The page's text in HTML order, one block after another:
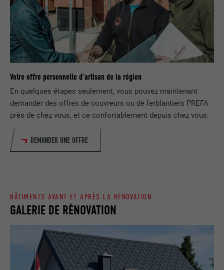
Votre offre personnelle d'artisan de la région
En quelques étapes seulement, vous pouvez maintenant
demander des offres de couvreurs ou de ferblantiers PREFA
près de chez vous, et ce confortablement depuis chez vous.
DEMANDER UNE OFFRE
GALERIE DE RÉNOVATION
BÂTIMENTS AVANT ET APRÈS LA RÉNOVATION
FOURNISSEUR Google Universal Analytics
EXPIRATION 1 jour
UTILITÉ
Enregistre un identifiant unique utilisé
pour générer des données statistiques
site Internet.
NOM _gaexp
FOURNISSEUR Google Optimize
UTILITÉ
autorise l'utilisation de cookies. Ne
contient aucun élément d'identification.
SafeSearch doit être activé ou non.
NOM lang
FOURNISSEUR ads.linkedin.com
UTILITÉ
Enregistre la langue choisie par
l'utilisateur pour un site Internet.
NOM lang
EXPIRATION Session
UTILITÉ
Internet contient une fenêtre « Suivez-
nous » intégrée.